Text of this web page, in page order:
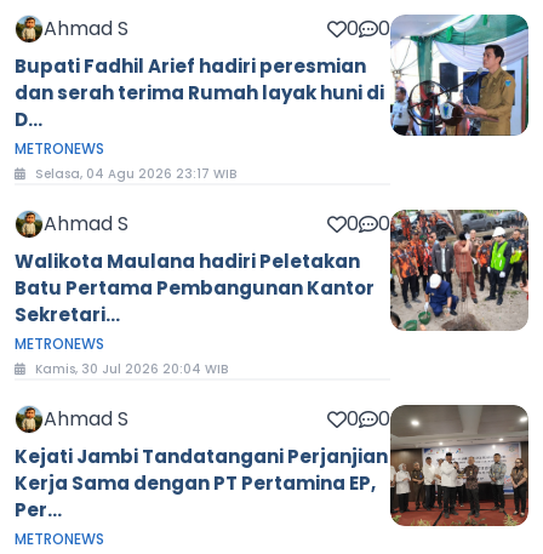
Ahmad S 0 0
Bupati Fadhil Arief hadiri peresmian
dan serah terima Rumah layak huni di
D...
METRONEWS
Selasa, 04 Agu 2026 23:17 WIB
Ahmad S 0 0
Walikota Maulana hadiri Peletakan
Batu Pertama Pembangunan Kantor
Sekretari...
METRONEWS
Kamis, 30 Jul 2026 20:04 WIB
Ahmad S 0 0
Kejati Jambi Tandatangani Perjanjian
Kerja Sama dengan PT Pertamina EP,
Per...
METRONEWS